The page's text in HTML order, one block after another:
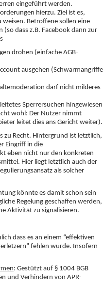
eingeführt werden.
hierzu. Ziel ist es,
weisen. Betroffene sollen eine
dass z.B. Facebook dann zur
drohen (einfache AGB-
ausgehen (Schwarmangriffe
darf nicht milderes
Sperrersuchen hingewiesen
wohl: Der Nutzer nimmt
leitet dies ans Gericht weiter).
zu Recht. Hintergrund ist letztlich,
Eingriff in die
eben nicht nur den konkreten
Hier liegt letztlich auch der
als solcher
könnte es damit schon sein
Regelung geschaffen werden,
Aktivität zu signalisieren.
dass es an einem “effektiven
fehlen würde. Insofern
: Gestützt auf § 1004 BGB
und Verhindern von APR-